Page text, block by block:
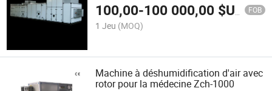
Zch-6000
100,00-100 000,00 $US FOB
1 Jeu (MOQ)
Machine à déshumidification d'air avec
rotor pour la médecine Zch-1000